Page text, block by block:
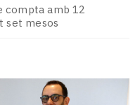
compta amb 12
set mesos